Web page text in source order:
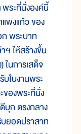
พระที่นั่งองค์นี้
พงแก้ว ของ
พระบาท
ฯ ให้สร้างขึ้น
ในการเสด็จ
ในงานพระ
องพระที่นั่ง
บุก ตรงกลาง
ยอดปราสาท